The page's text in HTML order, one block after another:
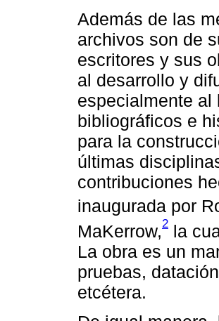
Además de las
archivos son de
escritores y sus
al desarrollo y
especialmente al
bibliográficos e
para la
últimas
contribuciones
inaugurada por
MaKerrow,2 la
La obra es un
pruebas,
etcétera.